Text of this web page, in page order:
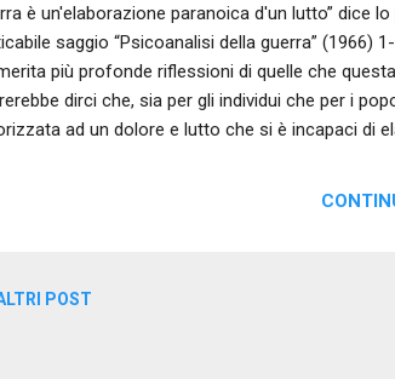
è un'elaborazione paranoica d'un lutto” dice
saggio “Psicoanalisi della guerra” (1966)
più profonde riflessioni di quelle che
dirci che, sia per gli individui che per i
ad un dolore e lutto che si è incapaci di
POST